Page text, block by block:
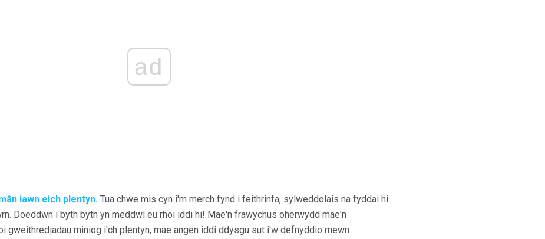
ad
iawn eich plentyn. Tua chwe mis cyn i'm merch fynd i feithrinfa, sylweddolais na fyddai hi
Doeddwn i byth byth yn meddwl eu rhoi iddi hi! Mae'n frawychus oherwydd mae'n
gweithrediadau miniog i'ch plentyn, mae angen iddi ddysgu sut i'w defnyddio mewn